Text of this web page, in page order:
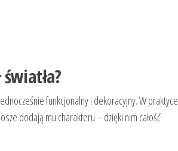
funkcjonalny i dekoracyjny. W praktyce
dodają mu charakteru – dzięki nim całość